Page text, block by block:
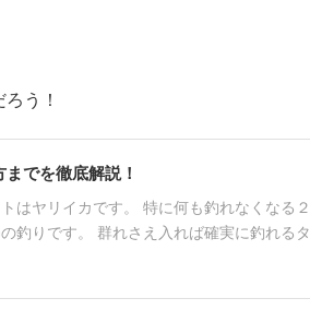
う！
でを徹底解説！
はヤリイカです。 特に何も釣れなくなる２
釣りです。 群れさえ入れば確実に釣れるタ